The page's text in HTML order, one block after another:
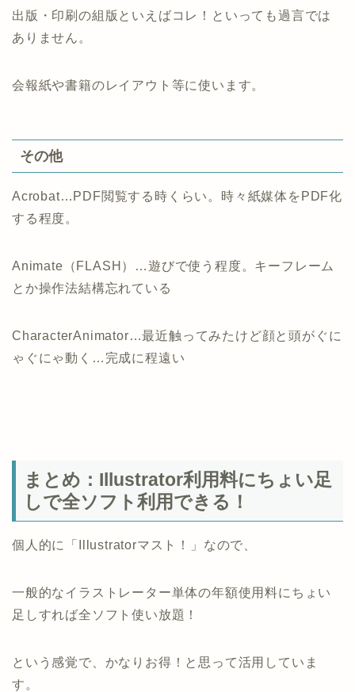
出版・印刷の組版といえばコレ！といっても過言では
ありません。
会報紙や書籍のレイアウト等に使います。
その他
Acrobat…PDF閲覧する時くらい。時々紙媒体をPDF化
する程度。
Animate（FLASH）…遊びで使う程度。キーフレーム
とか操作法結構忘れている
CharacterAnimator…最近触ってみたけど顔と頭がぐに
ゃぐにゃ動く…完成に程遠い
まとめ：Illustrator利用料にちょい足
しで全ソフト利用できる！
個人的に「Illustratorマスト！」なので、
一般的なイラストレーター単体の年額使用料にちょい
足しすれば全ソフト使い放題！
という感覚で、かなりお得！と思って活用していま
す。